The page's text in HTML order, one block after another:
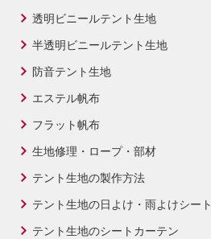
透明ビニールテント生地
半透明ビニールテント生地
防音テント生地
エステル帆布
フラット帆布
生地修理・ロープ・部材
テント生地の製作方法
テント生地の日よけ・雨よけシート
テント生地のシートカーテン